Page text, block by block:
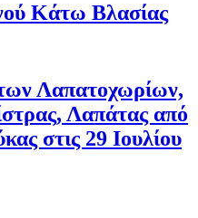
Κάτω Βλασίας
Λαπατοχωρίων,
Λαπάτας από
στις 29 Ιουλίου